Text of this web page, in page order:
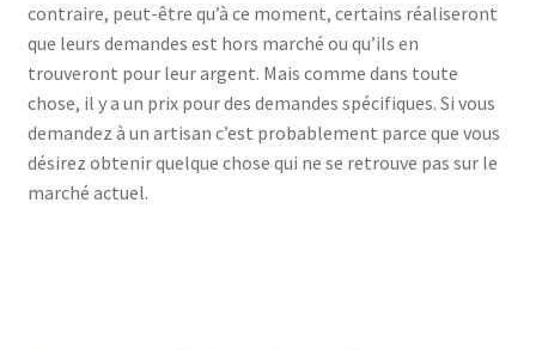
contraire, peut-être qu’à ce moment, certains réaliseront
que leurs demandes est hors marché ou qu’ils en
trouveront pour leur argent. Mais comme dans toute
chose, il y a un prix pour des demandes spécifiques. Si vous
demandez à un artisan c’est probablement parce que vous
désirez obtenir quelque chose qui ne se retrouve pas sur le
marché actuel.